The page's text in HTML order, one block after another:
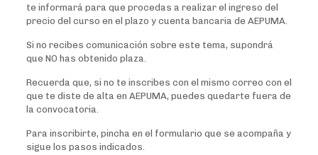
te informará para que procedas a realizar el ingreso del
precio del curso en el plazo y cuenta bancaria de AEPUMA.
Si no recibes comunicación sobre este tema, supondrá
que NO has obtenido plaza.
Recuerda que, si no te inscribes con el mismo correo con el
que te diste de alta en AEPUMA, puedes quedarte fuera de
la convocatoria.
Para inscribirte, pincha en el formulario que se acompaña y
sigue los pasos indicados.